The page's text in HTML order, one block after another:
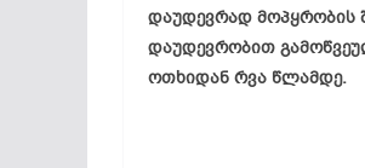
დაუდევრად მოპყრობის
დაუდევრობით
ოთხიდან რვა წლამდე.